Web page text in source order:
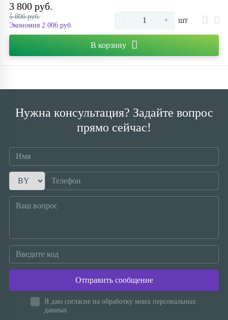
Контакты
3 800 руб.
5 806 руб.
Экономия 2 006 руб.
- + шт
В корзину
Нужна консультация? Задайте вопрос
прямо сейчас!
Отправить сообщение
Я даю согласие на обработку моих персональных
данных